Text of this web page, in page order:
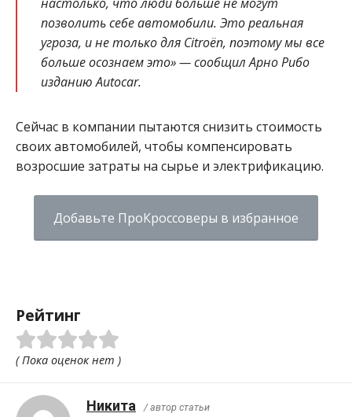
позволить себе автомобили. Это реальная
угроза, и не только для Citroën, поэтому мы все
больше осознаем это» — сообщил Арно Рибо
изданию Autocar.
Сейчас в компании пытаются снизить стоимость
своих автомобилей, чтобы компенсировать
возросшие затраты на сырье и электрификацию.
Добавьте ПроКроссоверы в избранное
Рейтинг
( Пока оценок нет )
Никита / автор статьи